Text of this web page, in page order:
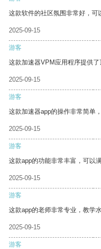
这款软件的社区氛围非常好，可
2025-09-15
游客
这款加速器VPM应用程序提供了
2025-09-15
游客
这款加速器app的操作非常简单
2025-09-15
游客
这款app的功能非常丰富，可以
2025-09-15
游客
这款app的老师非常专业，教学
2025-09-15
游客